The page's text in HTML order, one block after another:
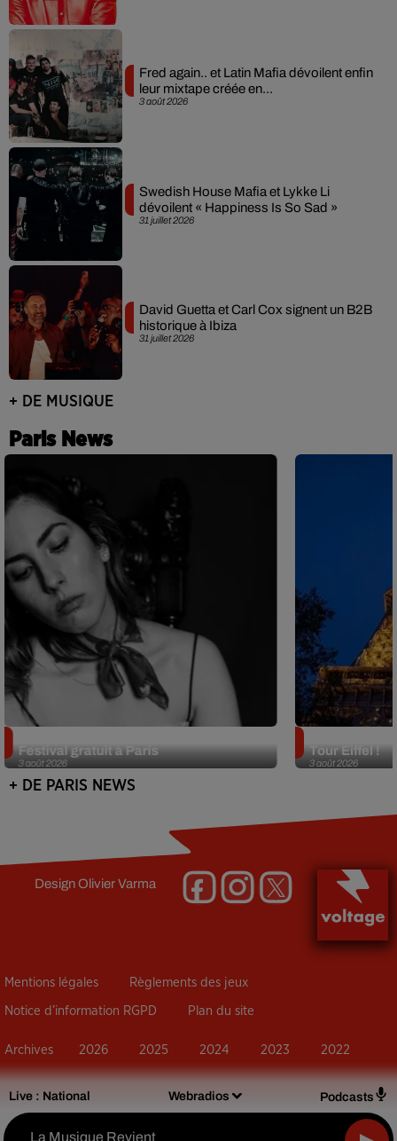
Live : National Webradios Podcasts
La Musique Revient
3 août 2026
Fred again.. et Latin Mafia dévoilent enfin
leur mixtape créée en...
31 juillet 2026
Swedish House Mafia et Lykke Li
dévoilent « Happiness Is So Sad »
31 juillet 2026
David Guetta et Carl Cox signent un B2B
historique à Ibiza
+ DE MUSIQUE
Paris News
3 août 2026
Festival gratuit à Paris
3 août 2026
Tour Eiffel !
+ DE PARIS NEWS
DesignOlivier Varma
Mentions légales Règlements des jeux
Notice d’information RGPD Plan du site
Archives 2026 2025 2024 2023 2022